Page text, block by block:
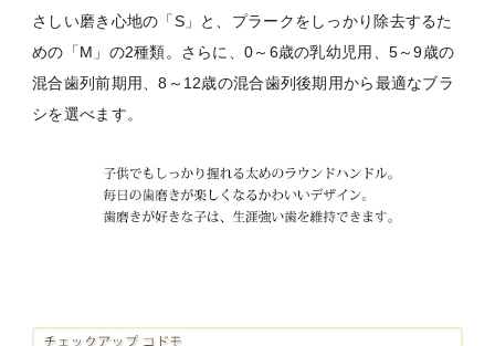
さしい磨き心地の「S」と、プラークをしっかり除去するた
めの「M」の2種類。さらに、0～6歳の乳幼児用、5～9歳の
混合歯列前期用、8～12歳の混合歯列後期用から最適なブラ
シを選べます。